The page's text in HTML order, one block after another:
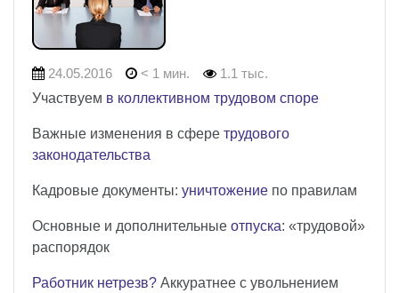
24.05.2016 < 1 мин.
1.1 тыс.
Участвуем в коллективном трудовом споре
Важные изменения в сфере трудового
законодательства
Кадровые документы: уничтожение по правилам
Основные и дополнительные отпуска: «трудовой»
распорядок
Работник нетрезв? Аккуратнее с увольнением